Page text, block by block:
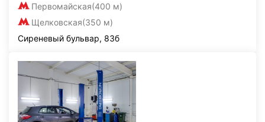
Первомайская(400 м)
Щелковская(350 м)
Сиреневый бульвар, 83б